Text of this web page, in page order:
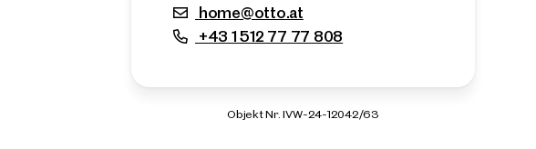
home@otto.at
+43 1 512 77 77 808
Objekt Nr. IVW-24-12042/63